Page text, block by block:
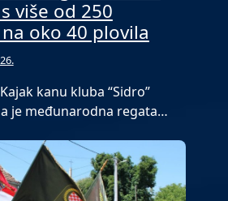
više od 250
oko 40 plovila
kanu kluba “Sidro”
je međunarodna regata…